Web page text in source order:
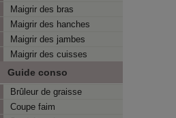
Maigrir des bras
Maigrir des hanches
Maigrir des jambes
Maigrir des cuisses
Guide conso
Brûleur de graisse
Coupe faim